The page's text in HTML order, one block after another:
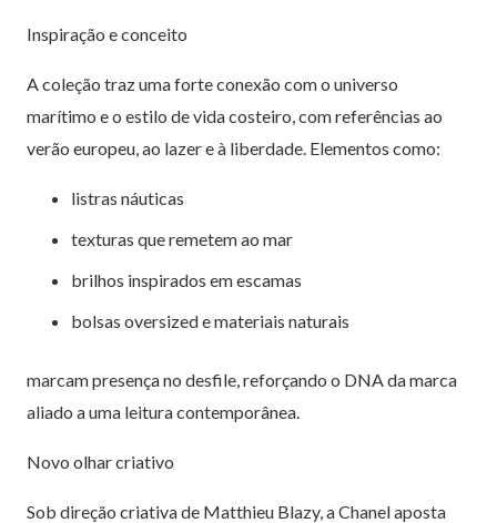
Inspiração e conceito
A coleção traz uma forte conexão com o universo
marítimo e o estilo de vida costeiro, com referências ao
verão europeu, ao lazer e à liberdade. Elementos como:
listras náuticas
texturas que remetem ao mar
brilhos inspirados em escamas
bolsas oversized e materiais naturais
marcam presença no desfile, reforçando o DNA da marca
aliado a uma leitura contemporânea.
Novo olhar criativo
Sob direção criativa de Matthieu Blazy, a Chanel aposta